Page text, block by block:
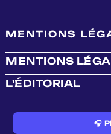
MENTIONS
MENTIONS
L'ÉDITORIAL
🎧